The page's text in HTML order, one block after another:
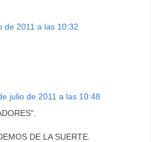
de 2011 a las 10:32
julio de 2011 a las 10:48
DE LA SUERTE.